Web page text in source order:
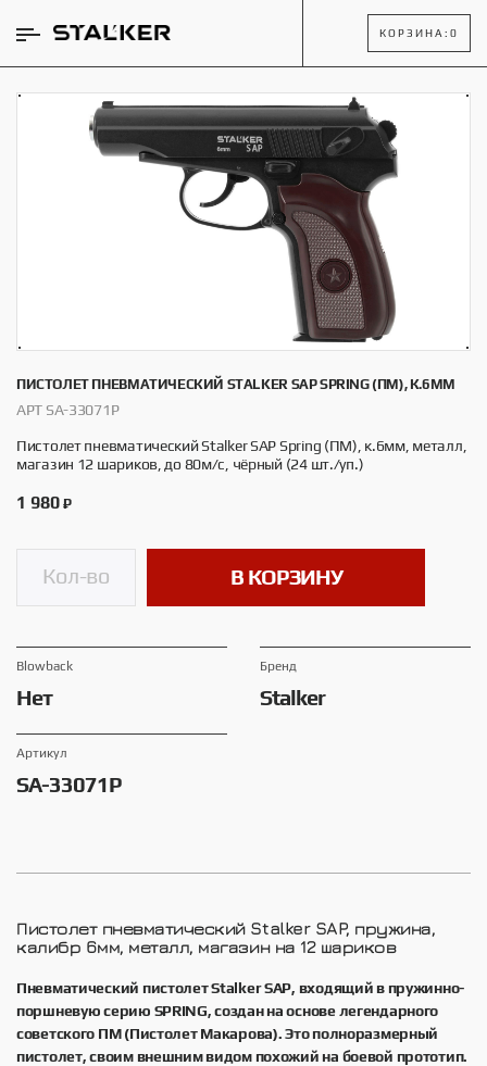
КОРЗИНА: 0
ПИСТОЛЕТ ПНЕВМАТИЧЕСКИЙ STALKER SAP SPRING (ПМ), К.6ММ
АРТ SA-33071P
Пистолет пневматический Stalker SAP Spring (ПМ), к.6мм, металл,
магазин 12 шариков, до 80м/с, чёрный (24 шт./уп.)
1 980 ₽
В КОРЗИНУ
Blowback
Нет
Брeнд
Stalker
Артикул
SA-33071P
Пистолет пневматический Stalker SAP, пружина,
калибр 6мм, металл, магазин на 12 шариков
Пневматический пистолет Stalker SAP, входящий в пружинно-
поршневую серию SPRING, создан на основе легендарного
советского ПМ (Пистолет Макарова). Это полноразмерный
пистолет, своим внешним видом похожий на боевой прототип.